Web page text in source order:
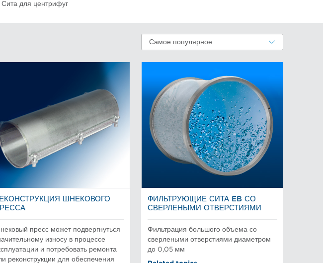
Сита для центрифуг
Самое популярное
ШНЕКОВОГО
пресс может подвергнуться
износу в процессе
и потребовать ремонта
реконструкции для обеспечения
ФИЛЬТРУЮЩИЕ СИТА EB СО
СВЕРЛЕНЫМИ ОТВЕРСТИЯМИ
Фильтрация большого объема со
сверлеными отверстиями диаметром
до 0,05 мм